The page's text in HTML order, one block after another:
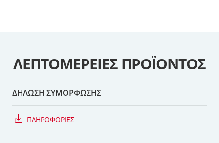
ΛΕΠΤΟΜΈΡΕΙΕΣ ΠΡΟΪΌΝΤΟΣ
ΔΗΛΩΣΗ ΣΥΜΟΡΦΩΣΗΣ
ΠΛΗΡΟΦΟΡΙΕΣ